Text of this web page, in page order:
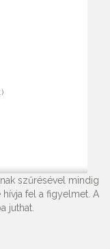
szűrésével mindig
fel a figyelmet. A
juthat.